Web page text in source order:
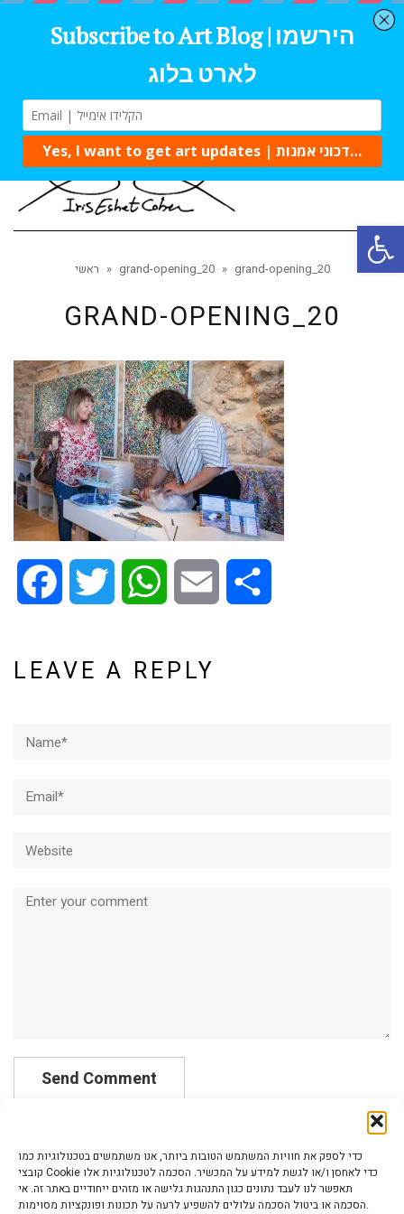
כדי לספק את חוויות המשתמש הטובות ביותר, אנו משתמשים בטכנולוגיות כמו
קובצי Cookie כדי לאחסן ו/או לגשת למידע על המכשיר. הסכמה לטכנולוגיות אלו
תאפשר לנו לעבד נתונים כגון התנהגות גלישה או מזהים ייחודיים באתר זה. אי
הסכמה או ביטול הסכמה עלולים להשפיע לרעה על תכונות ופונקציות מסוימות.
ראשי » grand-opening_20 » grand-opening_20
GRAND-OPENING_20
Facebook Twitter WhatsApp Email
LEAVE A REPLY
Comment